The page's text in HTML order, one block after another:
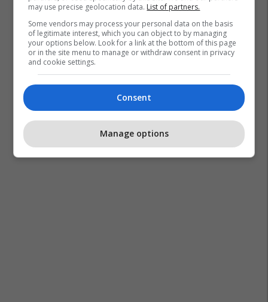
1
may use precise geolocation data. List of partners.
Some vendors may process your personal data on the basis
of legitimate interest, which you can object to by managing
your options below. Look for a link at the bottom of this page
or in the site menu to manage or withdraw consent in privacy
and cookie settings.
Consent
Manage options